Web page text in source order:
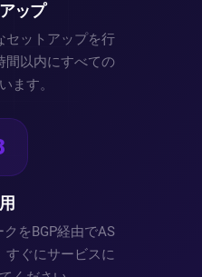
アップ
セットアップを行
間以内にすべての
ます。
使用
をBGP経由でAS
すぐにサービスに